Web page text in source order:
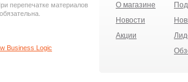
перепечатке материалов
Business Logic
О магазине
Новости
Акции